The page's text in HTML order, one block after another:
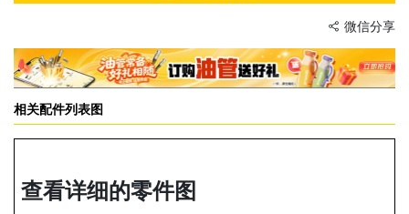
微信分享
相关配件列表图
查看详细的零件图